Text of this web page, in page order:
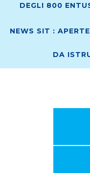
DEGLI 800
NEWS SIT :
DA